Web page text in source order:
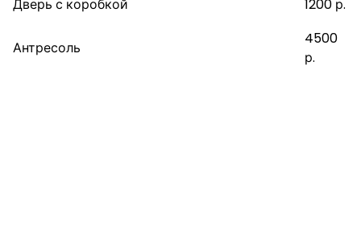
Дверь с коробкой
1200 р.
Антресоль
4500
р.